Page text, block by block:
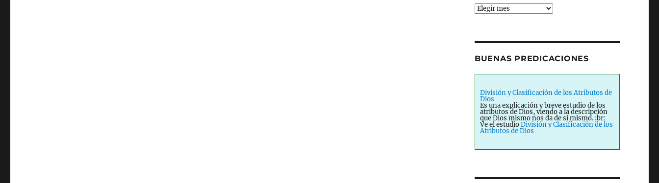
Archives
BUENAS PREDICACIONES
División y Clasificación de los Atributos de
Dios
Es una explicación y breve estudio de los
atributos de Dios, viendo a la descripción
que Dios mismo nos da de sí mismo. ;br:
Ve el estudioDivisión y Clasificación de los
Atributos de Dios